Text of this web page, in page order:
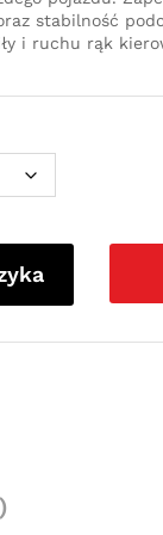
stabilność
i ruchu rąk